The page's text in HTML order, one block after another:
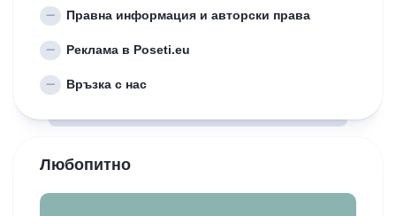
Правна информация и авторски права
Реклама в Poseti.eu
Връзка с нас
Любопитно